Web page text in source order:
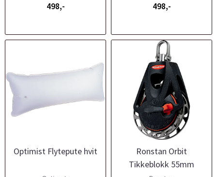
498,- 498,-
Optimist Flytepute hvit
Ronstan Orbit
Tikkeblokk 55mm